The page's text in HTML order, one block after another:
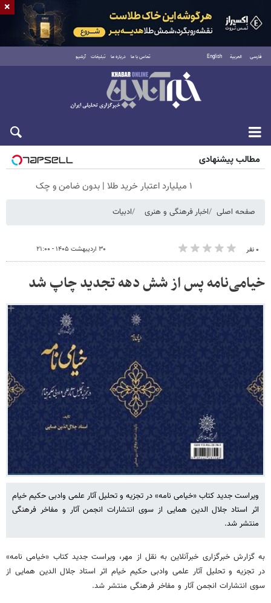
فارسی العربية English تماس با ما درباره ما تبلیغات آرشیو
شنبه ۱۷ مرداد ۱۴۰۵
مطالب پیشنهادی
۱ میلیارد اعتبار خرید طلا | بدون ضامن و چک
صفحه اصلی اخبار فرهنگی و هنری ادبیات
۰ نفر ۳۰ اردیبهشت ۱۴۰۵ - ۲۱:۰۰
خیامی‌نامه پس از شش دهه تجدید چاپ شد
ویراست جدید کتاب «خیامی نامه» در تجزیه و تحلیل آثار علمی وادبی حکیم خیام
اثر استاد جلال الدین همایی از سوی انتشارات انجمن آثار و مفاخر فرهنگی
منتشر شد.
به گزارش خبرگزاری خبرآنلاین به نقل از مهر، ویراست جدید کتاب «خیامی نامه»
در تجزیه و تحلیل آثار علمی وادبی حکیم خیام اثر استاد جلال الدین همایی از
سوی انتشارات انجمن آثار و مفاخر فرهنگی منتشر شد.
×